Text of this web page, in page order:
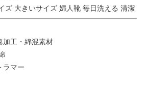
ズ 大きいサイズ 婦人靴 毎日洗える 清潔
加工・綿混素材
ラマー